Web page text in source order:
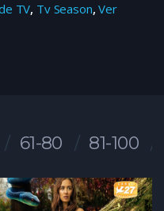
TV, Tv Season,Ver
61-80 81-100